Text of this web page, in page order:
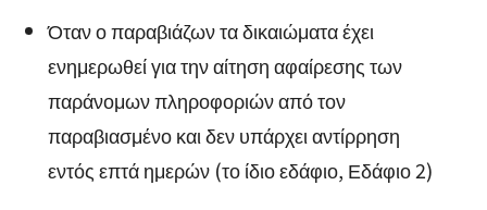
Όταν ο παραβιάζων τα δικαιώματα έχει
ενημερωθεί για την αίτηση αφαίρεσης των
παράνομων πληροφοριών από τον
παραβιασμένο και δεν υπάρχει αντίρρηση
εντός επτά ημερών (το ίδιο εδάφιο, Εδάφιο 2)